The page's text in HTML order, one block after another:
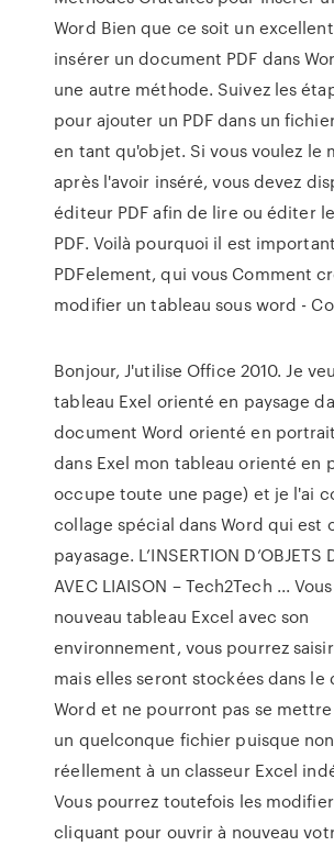
Word Bien que ce soit un
insérer un document PDF dans
une autre méthode. Suivez les
pour ajouter un PDF dans un
en tant qu'objet. Si vous voulez le
après l'avoir inséré, vous devez
éditeur PDF afin de lire ou éditer
PDF. Voilà pourquoi il est
PDFelement, qui vous Comment
modifier un tableau sous word -
Bonjour, J'utilise Office 2010. Je
tableau Exel orienté en paysage
document Word orienté en
dans Exel mon tableau orienté en
occupe toute une page) et je l'ai
collage spécial dans Word qui est
payasage. L’INSERTION D’OBJETS
AVEC LIAISON – Tech2Tech ...
nouveau tableau Excel avec son
environnement, vous pourrez
mais elles seront stockées dans le
Word et ne pourront pas se
un quelconque fichier puisque
réellement à un classeur Excel
Vous pourrez toutefois les
cliquant pour ouvrir à nouveau